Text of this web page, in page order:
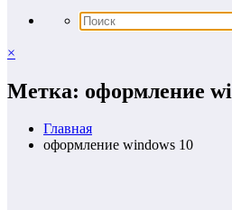
×
Метка: оформление
Главная
оформление windows 10